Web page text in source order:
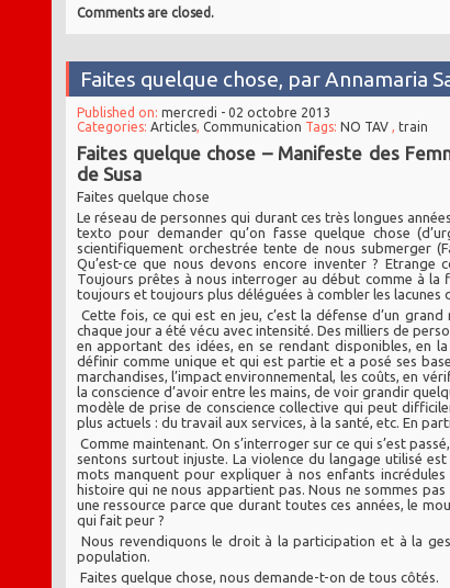
Comments are closed.
Faites quelque chose, par Annamaria
Published on: mercredi - 02 octobre 2013
Categories: Articles, Communication Tags: NO TAV, train
Faites quelque chose – Manifeste des
de Susa
Faites quelque chose
Le réseau de personnes qui durant ces très longues
texto pour demander qu’on fasse quelque chose
scientifiquement orchestrée tente de nous submerger
Qu’est-ce que nous devons encore inventer ?
Toujours prêtes à nous interroger au début comme à la
toujours et toujours plus déléguées à combler les lacunes
Cette fois, ce qui est en jeu, c’est la défense d’un
chaque jour a été vécu avec intensité. Des milliers de
en apportant des idées, en se rendant disponibles, en
définir comme unique et qui est partie et a posé ses
marchandises, l’impact environnemental, les coûts, en
la conscience d’avoir entre les mains, de voir grandir
modèle de prise de conscience collective qui peut
plus actuels : du travail aux services, à la santé, etc. En
Comme maintenant. On s’interroger sur ce qui s’est
sentons surtout injuste. La violence du langage utilisé
mots manquent pour expliquer à nos enfants
histoire qui ne nous appartient pas. Nous ne sommes
une ressource parce que durant toutes ces années, le
qui fait peur ?
Nous revendiquons le droit à la participation et à la
population.
Faites quelque chose, nous demande-t-on de tous côtés.